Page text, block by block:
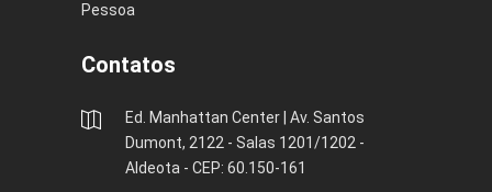
Pessoa
Contatos
Ed. Manhattan Center | Av. Santos
Dumont, 2122 - Salas 1201/1202 -
Aldeota - CEP: 60.150-161